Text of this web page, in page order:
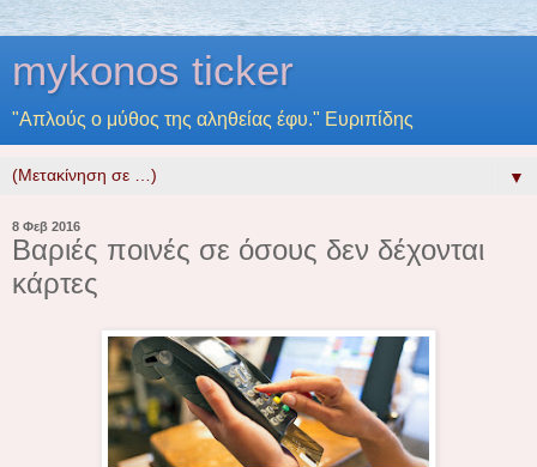
mykonos ticker
"Απλούς ο μύθος της αληθείας έφυ." Ευριπίδης
▼
8 Φεβ 2016
Βαριές ποινές σε όσους δεν δέχονται
κάρτες